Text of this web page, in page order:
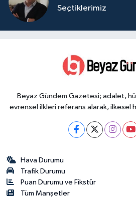
Seçtiklerimiz
Beyaz Gündem Gazetesi; adalet,
evrensel ilkleri referans alarak, ilkesel
Hava Durumu
Trafik Durumu
Puan Durumu ve Fikstür
Tüm Manşetler